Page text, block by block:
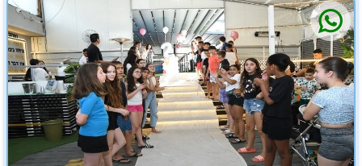
הזמן להכיר את אחד מהמועדונים הפרושים בכל רחבי ראשון
לציון. לפניכם, רשימה מעודכנת ומקיפה של מועדונים לבת/בת
מצווה בראשון לציון. הכנסו עכשיו לרשימת מועדונים בראשון
לציון ובחרו את המועדון הנכון לחגיגה.